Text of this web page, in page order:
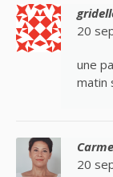
20
une
matin
20